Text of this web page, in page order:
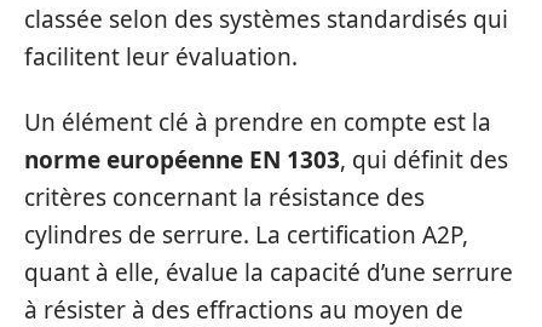
classée selon des systèmes standardisés qui
facilitent leur évaluation.
Un élément clé à prendre en compte est la
norme européenne EN 1303, qui définit des
critères concernant la résistance des
cylindres de serrure. La certification A2P,
quant à elle, évalue la capacité d’une serrure
à résister à des effractions au moyen de